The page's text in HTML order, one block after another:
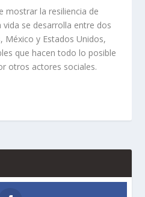
mostrar la resiliencia de
se desarrolla entre dos
México y Estados Unidos,
que hacen todo lo posible
otros actores sociales.